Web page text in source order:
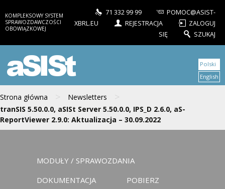
KOMPLEKSOWY SYSTEM
SPRAWOZDAWCZOŚCI
OBOWIĄZKOWEJ
71 332 99 99
POMOC@ASIST-
XBRL.EU
REJESTRACJA
ZALOGUJ
SIĘ
SZUKAJ
aSISt
Strona główna > Newsletters >
tranSIS 5.50.0.0, aSISt Server 5.50.0.0, IPS_D 2.6.0, aS-
ReportViewer 2.9.0: Aktualizacja – 30.09.2022
Polski
English
MODUŁY / SPRAWOZDANIA
DOKUMENTACJA
POBIERZ